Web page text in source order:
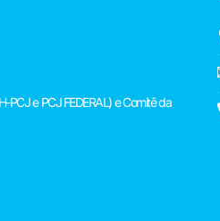
PCJ e PCJ FEDERAL) e Comitê da